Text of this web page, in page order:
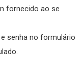
fornecido ao se
senha no formulário